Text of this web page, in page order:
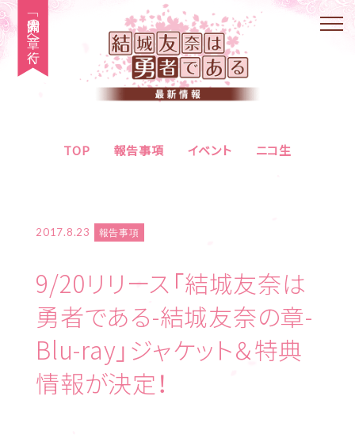
TOP 報告事項 イベント ニコ生
「大満開の章」へ行く
2017.8.23 報告事項
9/20リリース「結城友奈は
勇者である-結城友奈の章-
Blu-ray」ジャケット＆特典
情報が決定！